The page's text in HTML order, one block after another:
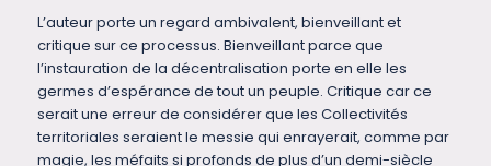
L’auteur porte un regard ambivalent, bienveillant et
critique sur ce processus. Bienveillant parce que
l’instauration de la décentralisation porte en elle les
germes d’espérance de tout un peuple. Critique car ce
serait une erreur de considérer que les Collectivités
territoriales seraient le messie qui enrayerait, comme par
magie, les méfaits si profonds de plus d’un demi-siècle